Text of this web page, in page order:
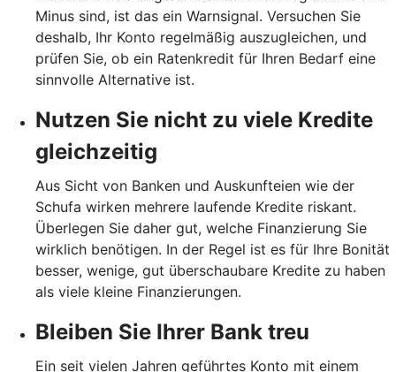
Minus sind, ist das ein Warnsignal. Versuchen Sie
deshalb, Ihr Konto regelmäßig auszugleichen, und
prüfen Sie, ob ein Ratenkredit für Ihren Bedarf eine
sinnvolle Alternative ist.
Nutzen Sie nicht zu viele Kredite
gleichzeitig
Aus Sicht von Banken und Auskunfteien wie der
Schufa wirken mehrere laufende Kredite riskant.
Überlegen Sie daher gut, welche Finanzierung Sie
wirklich benötigen. In der Regel ist es für Ihre Bonität
besser, wenige, gut überschaubare Kredite zu haben
als viele kleine Finanzierungen.
Bleiben Sie Ihrer Bank treu
Ein seit vielen Jahren geführtes Konto mit einem